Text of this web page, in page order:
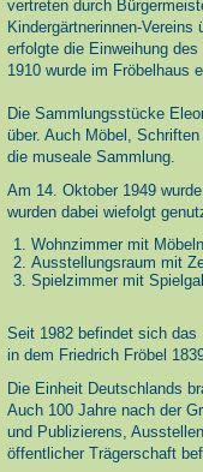
vertreten durch
Kindergärtnerinnen-
erfolgte die Einweihung
1910 wurde im Fröbelhaus
Die Sammlungsstücke
über. Auch Möbel,
die museale Sammlung.
Am 14. Oktober 1949
wurden dabei wiefolgt
Wohnzimmer mit
Ausstellungsraum mit
Spielzimmer mit
Seit 1982 befindet sich das
in dem Friedrich Fröbel
Die Einheit Deutschlands
Auch 100 Jahre nach der
und Publizierens,
öffentlicher Trägerschaft